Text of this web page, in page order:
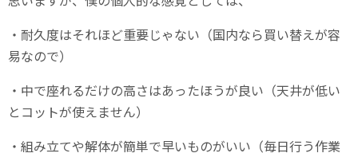
・耐久度はそれほど重要じゃない（国内なら買い替えが容
易なので）
・中で座れるだけの高さはあったほうが良い（天井が低い
とコットが使えません）
・組み立てや解体が簡単で早いものがいい（毎日行う作業